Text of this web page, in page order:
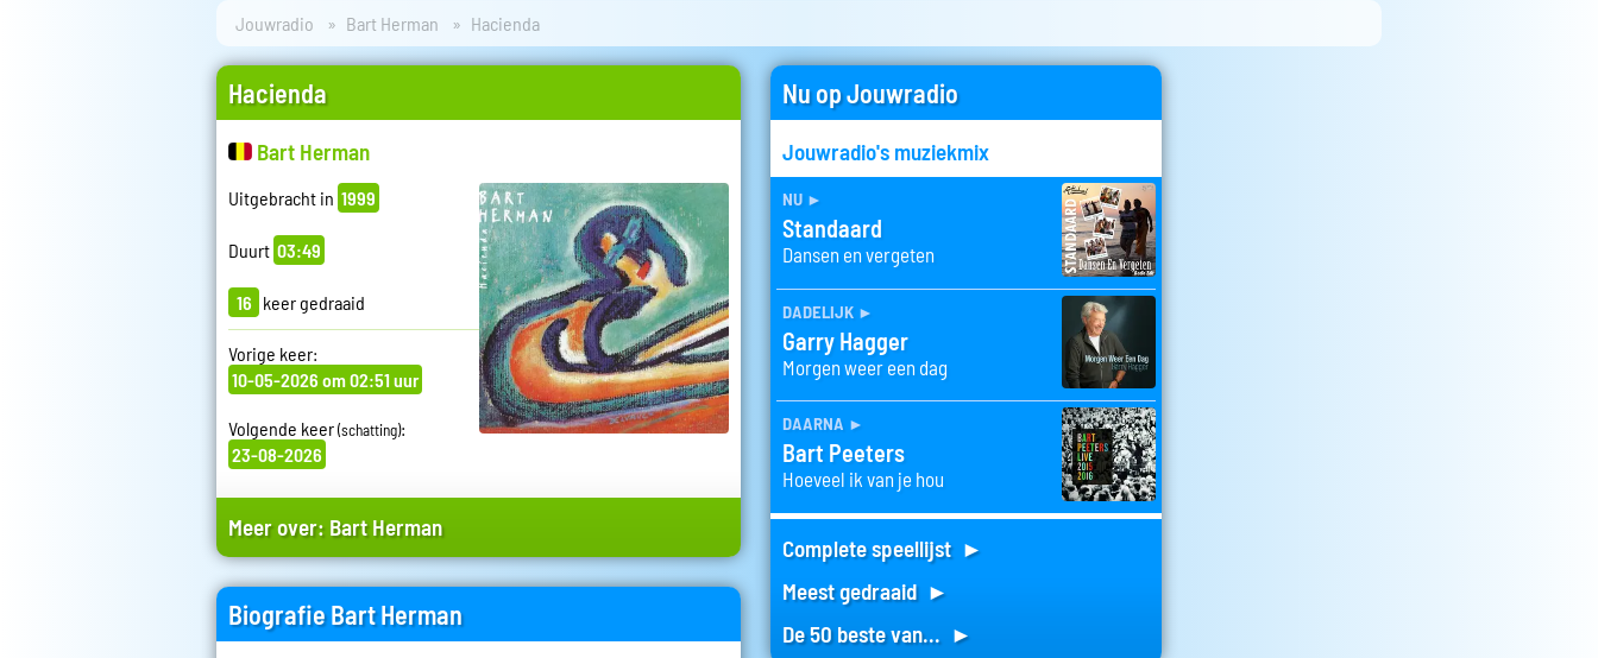
Jouwradio Bart Herman Hacienda
Hacienda
Bart Herman
Uitgebracht in 1999
Duurt 03:49
16 keer gedraaid
Vorige keer:
10-05-2026 om 02:51 uur
Volgende keer(schatting):
23-08-2026
Meer over: Bart Herman
Biografie Bart Herman
Nu op Jouwradio
Jouwradio's muziekmix
nu ►
Standaard
Dansen en vergeten
dadelijk ►
Garry Hagger
Morgen weer een dag
daarna ►
Bart Peeters
Hoeveel ik van je hou
Complete speellijst ►
Meest gedraaid ►
De 50 beste van... ►